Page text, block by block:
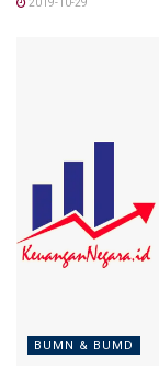
2019-10-29
BUMN & BUMD